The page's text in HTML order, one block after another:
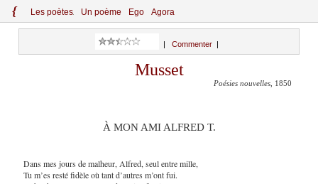
{ Les poètes Un poème Ego Agora
Commenter
Musset
Poésies nouvelles , 1850
À MON AMI ALFRED T.
Dans mes jours de malheur, Alfred, seul entre mille,
Tu m’es resté fidèle où tant d’autres m’ont fui.